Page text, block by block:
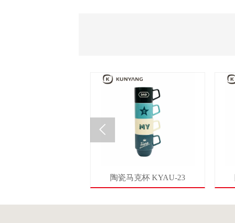
陶瓷马克杯 KYAU-23
